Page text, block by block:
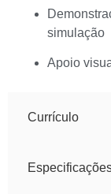
Currículo
simulação
Apoio